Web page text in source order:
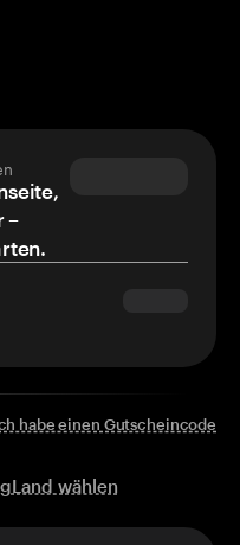
–
habe einen Gutscheincode
Land wählen